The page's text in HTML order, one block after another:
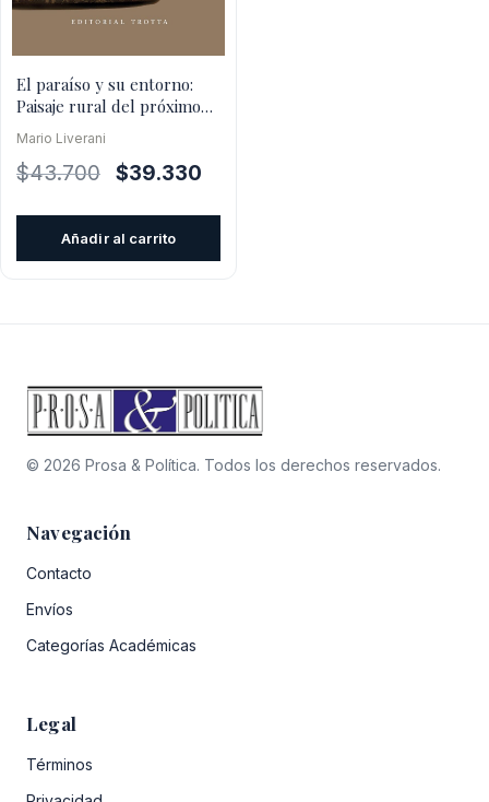
El paraíso y su entorno:
Paisaje rural del próximo
Mario Liverani
$43.700
El
$39.330
Añadir al carrito
© 2026 Prosa & Política. Todos los derechos reservados.
Navegación
Contacto
Envíos
Categorías Académicas
Legal
Términos